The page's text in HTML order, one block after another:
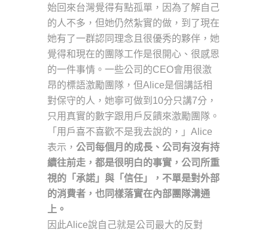
始回來台灣覺得有點孤單，因為了解自己
的人不多，但她仍然紮實的做，到了現在
她有了一群認同理念且很優秀的夥伴，她
覺得和現在的團隊工作是很開心、很感恩
的一件事情。一些公司的CEO會用很激
昂的標語激勵團隊，但Alice是個講話相
對保守的人，她寧可做到10分只講7分，
只用真實的數字跟用戶反饋來激勵團隊。
「用戶喜不喜歡不是我去說的，」Alice
表示， 公司每個月的成長、公司有沒有持
續往前走，都是很明白的事實，公司所重
視的「承諾」與「信任」，不單是對外部
的消費者，也同樣落實在內部團隊溝通
上。
因此Alice說自己就是公司最大的反對